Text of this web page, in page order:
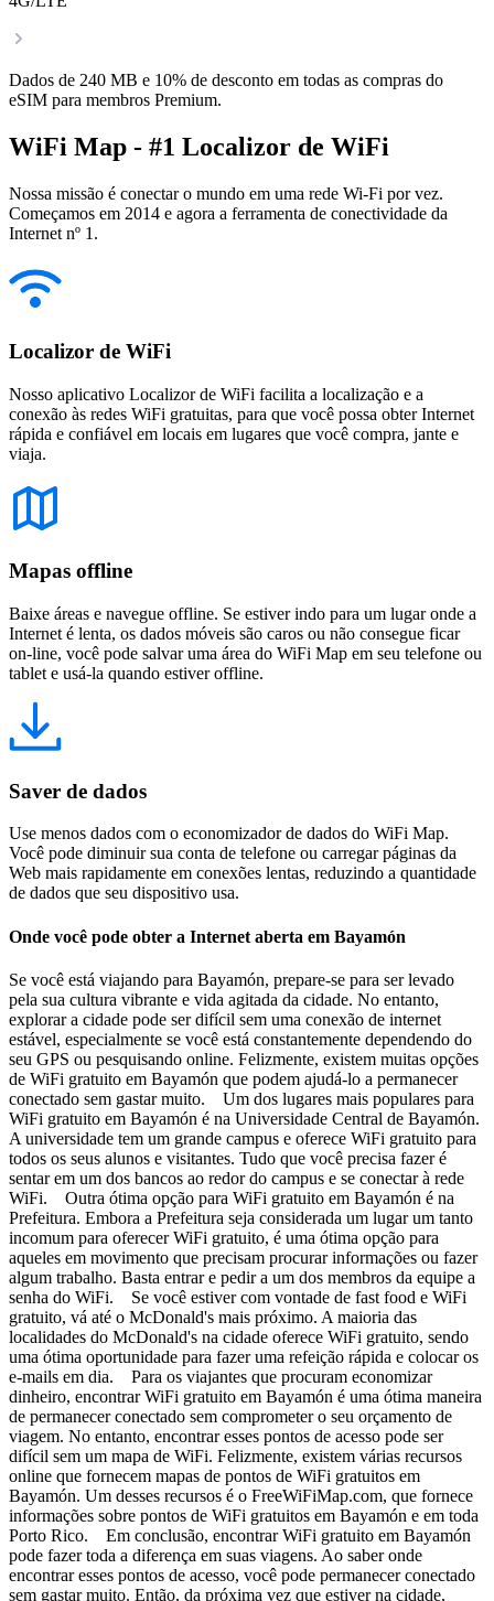
Dados de 240 MB e 10% de desconto em todas as compras do
eSIM para membros Premium.
WiFi Map - #1 Localizor de WiFi
Nossa missão é conectar o mundo em uma rede Wi-Fi por vez.
Começamos em 2014 e agora a ferramenta de conectividade da
Internet nº 1.
Localizor de WiFi
Nosso aplicativo Localizor de WiFi facilita a localização e a
conexão às redes WiFi gratuitas, para que você possa obter Internet
rápida e confiável em locais em lugares que você compra, jante e
viaja.
Mapas offline
Baixe áreas e navegue offline. Se estiver indo para um lugar onde a
Internet é lenta, os dados móveis são caros ou não consegue ficar
on-line, você pode salvar uma área do WiFi Map em seu telefone ou
tablet e usá-la quando estiver offline.
Saver de dados
Use menos dados com o economizador de dados do WiFi Map.
Você pode diminuir sua conta de telefone ou carregar páginas da
Web mais rapidamente em conexões lentas, reduzindo a quantidade
de dados que seu dispositivo usa.
Onde você pode obter a Internet aberta em Bayamón
Se você está viajando para Bayamón, prepare-se para ser levado
pela sua cultura vibrante e vida agitada da cidade. No entanto,
explorar a cidade pode ser difícil sem uma conexão de internet
estável, especialmente se você está constantemente dependendo do
seu GPS ou pesquisando online. Felizmente, existem muitas opções
de WiFi gratuito em Bayamón que podem ajudá-lo a permanecer
conectado sem gastar muito. Um dos lugares mais populares para
WiFi gratuito em Bayamón é na Universidade Central de Bayamón.
A universidade tem um grande campus e oferece WiFi gratuito para
todos os seus alunos e visitantes. Tudo que você precisa fazer é
sentar em um dos bancos ao redor do campus e se conectar à rede
WiFi. Outra ótima opção para WiFi gratuito em Bayamón é na
Prefeitura. Embora a Prefeitura seja considerada um lugar um tanto
incomum para oferecer WiFi gratuito, é uma ótima opção para
aqueles em movimento que precisam procurar informações ou fazer
algum trabalho. Basta entrar e pedir a um dos membros da equipe a
senha do WiFi. Se você estiver com vontade de fast food e WiFi
gratuito, vá até o McDonald's mais próximo. A maioria das
localidades do McDonald's na cidade oferece WiFi gratuito, sendo
uma ótima oportunidade para fazer uma refeição rápida e colocar os
e-mails em dia. Para os viajantes que procuram economizar
dinheiro, encontrar WiFi gratuito em Bayamón é uma ótima maneira
de permanecer conectado sem comprometer o seu orçamento de
viagem. No entanto, encontrar esses pontos de acesso pode ser
difícil sem um mapa de WiFi. Felizmente, existem várias recursos
online que fornecem mapas de pontos de WiFi gratuitos em
Bayamón. Um desses recursos é o FreeWiFiMap.com, que fornece
informações sobre pontos de WiFi gratuitos em Bayamón e em toda
Porto Rico. Em conclusão, encontrar WiFi gratuito em Bayamón
pode fazer toda a diferença em suas viagens. Ao saber onde
encontrar esses pontos de acesso, você pode permanecer conectado
sem gastar muito. Então, da próxima vez que estiver na cidade,